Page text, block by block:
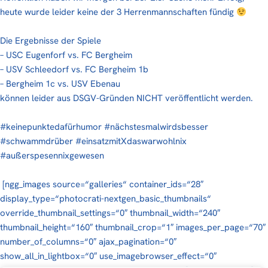
heute wurde leider keine der 3 Herrenmannschaften fündig
Die Ergebnisse der Spiele
– USC Eugenforf vs. FC Bergheim
– USV Schleedorf vs. FC Bergheim 1b
– Bergheim 1c vs. USV Ebenau
können leider aus DSGV-Gründen NICHT veröffentlicht werden.
#keinepunktedafürhumor #nächstesmalwirdsbesser
#schwammdrüber #einsatzmitXdaswarwohlnix
#außerspesennixgewesen
[ngg_images source=“galleries“ container_ids=“28″
display_type=“photocrati-nextgen_basic_thumbnails“
override_thumbnail_settings=“0″ thumbnail_width=“240″
thumbnail_height=“160″ thumbnail_crop=“1″ images_per_page=“70″
number_of_columns=“0″ ajax_pagination=“0″
show_all_in_lightbox=“0″ use_imagebrowser_effect=“0″